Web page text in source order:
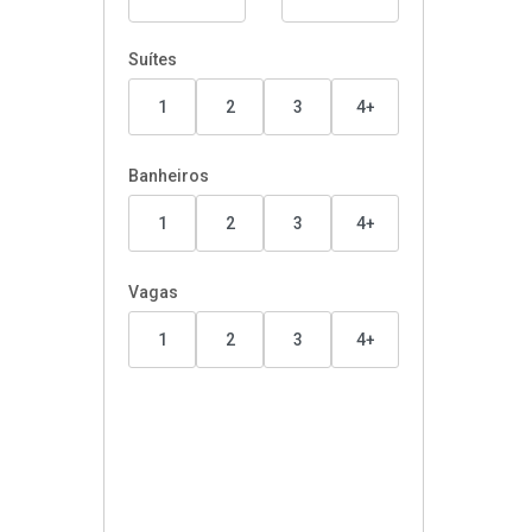
Suítes
1 2 3 4+
Banheiros
1 2 3 4+
Vagas
1 2 3 4+